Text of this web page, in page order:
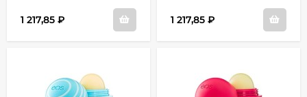
1 217,85 ₽ 1 217,85 ₽